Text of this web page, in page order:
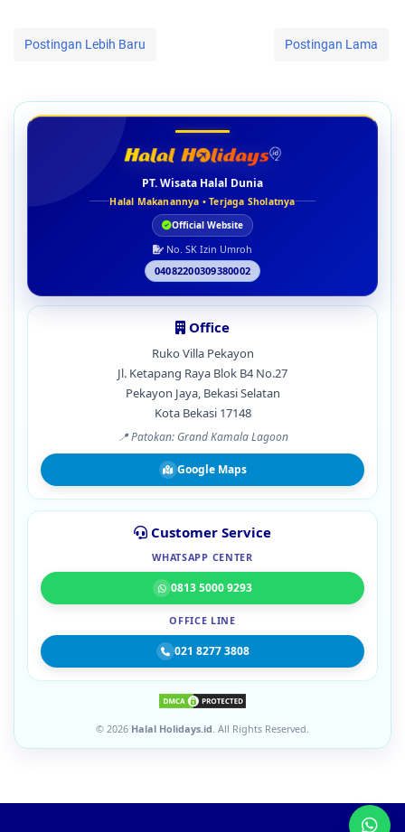
Postingan Lebih Baru Postingan Lama
PT. Wisata Halal Dunia
Halal Makanannya • Terjaga Sholatnya
Official Website
No. SK Izin Umroh
04082200309380002
Office
Ruko Villa Pekayon
Jl. Ketapang Raya Blok B4 No.27
Pekayon Jaya, Bekasi Selatan
Kota Bekasi 17148
📍 Patokan: Grand Kamala Lagoon
Google Maps
Customer Service
WHATSAPP CENTER
0813 5000 9293
OFFICE LINE
021 8277 3808
© 2026 Halal Holidays.id . All Rights Reserved.